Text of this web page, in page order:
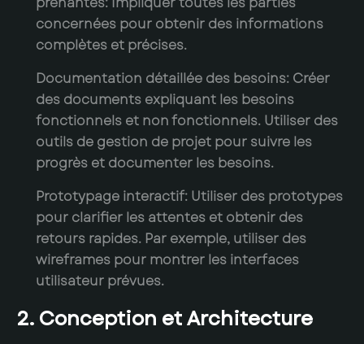
concernées pour obtenir des informations
complètes et précises.
Documentation détaillée des besoins: Créer
des documents expliquant les besoins
fonctionnels et non fonctionnels. Utiliser des
outils de gestion de projet pour suivre les
progrès et documenter les besoins.
Prototypage interactif: Utiliser des prototypes
pour clarifier les attentes et obtenir des
retours rapides. Par exemple, utiliser des
wireframes pour montrer les interfaces
utilisateur prévues.
2. Conception et Architecture